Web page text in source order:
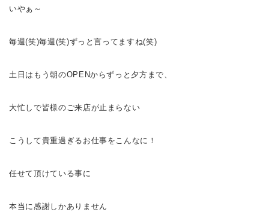
いやぁ～
毎週(笑)毎週(笑)ずっと言ってますね(笑)
土日はもう朝のOPENからずっと夕方まで、
大忙しで皆様のご来店が止まらない
こうして貴重過ぎるお仕事をこんなに！
任せて頂けている事に
本当に感謝しかありません